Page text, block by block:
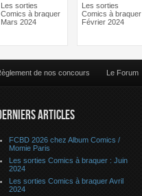
Les sorties
Comics à braquer
Mars 2024
Les sorties
Comics à braquer
Février 2024
de nos concours Le Forum
ARTICLES
FCBD 2026 chez Album Comics /
Momie Paris
Les sorties Comics à braquer : Juin
2024
Les sorties Comics à braquer Avril
2024